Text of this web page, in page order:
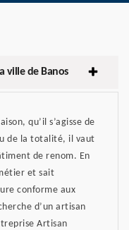
ville de Banos
qu’il s’agisse de
de la totalité, il vaut
de renom. En
et sait
conforme aux
d’un artisan
Artisan